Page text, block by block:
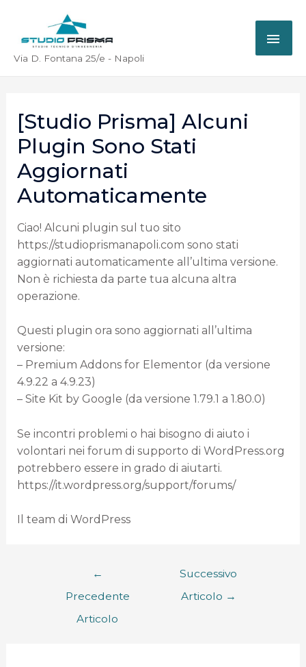
Via D. Fontana 25/e - Napoli
[Studio Prisma] Alcuni
Plugin Sono Stati
Aggiornati
Automaticamente
Ciao! Alcuni plugin sul tuo sito
https://studioprismanapoli.com sono stati
aggiornati automaticamente all’ultima versione.
Non è richiesta da parte tua alcuna altra
operazione.
Questi plugin ora sono aggiornati all’ultima
versione:
– Premium Addons for Elementor (da versione
4.9.22 a 4.9.23)
– Site Kit by Google (da versione 1.79.1 a 1.80.0)
Se incontri problemi o hai bisogno di aiuto i
volontari nei forum di supporto di WordPress.org
potrebbero essere in grado di aiutarti.
https://it.wordpress.org/support/forums/
Il team di WordPress
←
Precedente
Articolo
Successivo
Articolo →